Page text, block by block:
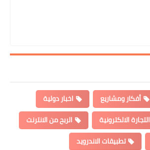
أفكار ومشاريع
اخبار دولية
التجارة الالكترونية
الربح من الانترنت
تطبيقات الاندرويد